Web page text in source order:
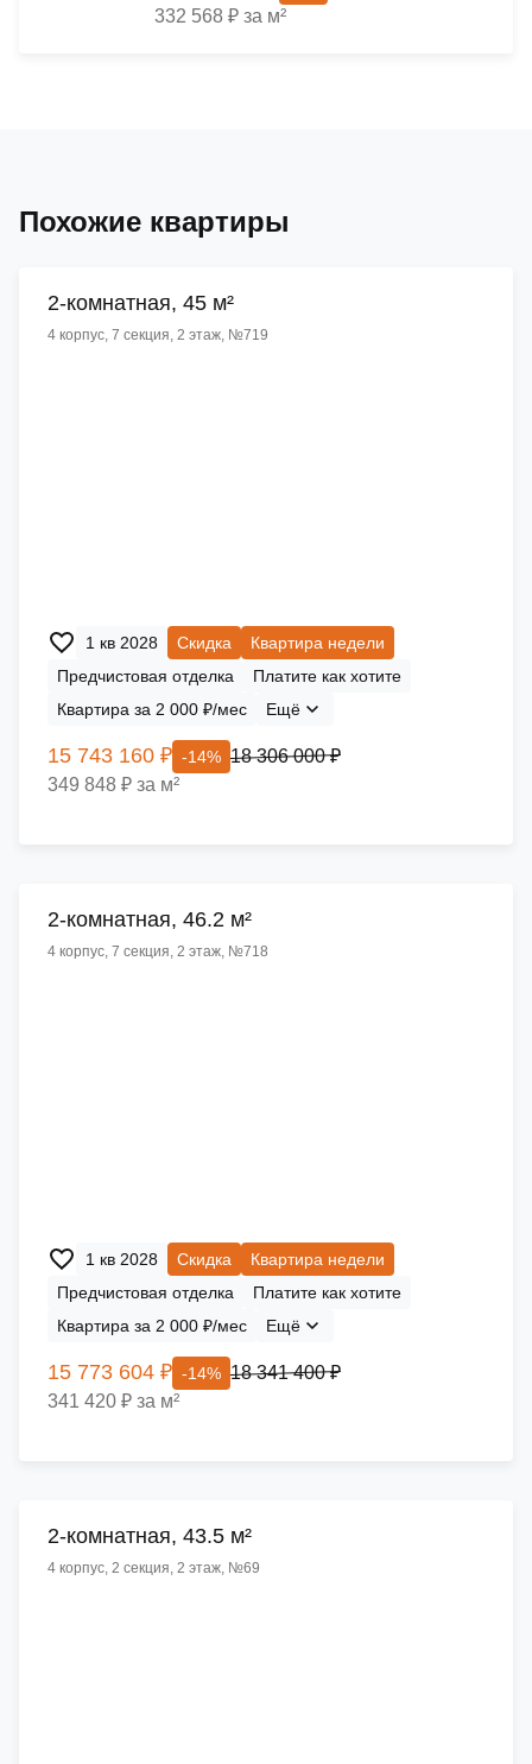
332 568 ₽ за м²
Похожие квартиры
2-комнатная, 45 м²
4 корпус, 7 секция, 2 этаж, №719
1 кв 2028 Скидка
Квартира недели
Предчистовая отделка
Платите как хотите
Квартира за 2 000 ₽/мес
Ещё
15 743 160 ₽ -14% 18 306 000 ₽
349 848 ₽ за м²
2-комнатная, 46.2 м²
4 корпус, 7 секция, 2 этаж, №718
1 кв 2028 Скидка
Квартира недели
Предчистовая отделка
Платите как хотите
Квартира за 2 000 ₽/мес
Ещё
15 773 604 ₽ -14% 18 341 400 ₽
341 420 ₽ за м²
2-комнатная, 43.5 м²
4 корпус, 2 секция, 2 этаж, №69